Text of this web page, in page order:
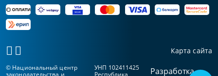
Карта сайта
© Национальный центр
УНП 102411425
Разработка